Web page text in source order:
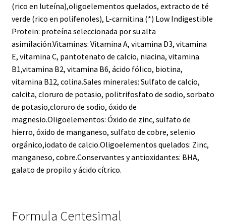
(rico en luteína),oligoelementos quelados, extracto de té
verde (rico en polifenoles), L-carnitina.(*) Low Indigestible
Protein: proteína seleccionada por su alta
asimilación.Vitaminas: Vitamina A, vitamina D3, vitamina
E, vitamina C, pantotenato de calcio, niacina, vitamina
B1,vitamina B2, vitamina B6, ácido fólico, biotina,
vitamina B12, colina.Sales minerales: Sulfato de calcio,
calcita, cloruro de potasio, politrifosfato de sodio, sorbato
de potasio,cloruro de sodio, óxido de
magnesio.Oligoelementos: Óxido de zinc, sulfato de
hierro, óxido de manganeso, sulfato de cobre, selenio
orgánico,iodato de calcio.Oligoelementos quelados: Zinc,
manganeso, cobre.Conservantes y antioxidantes: BHA,
galato de propilo y ácido cítrico.
Formula Centesimal